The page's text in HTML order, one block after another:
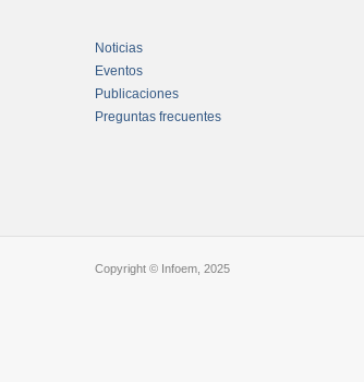
Noticias
Eventos
Publicaciones
Preguntas frecuentes
Copyright © Infoem, 2025